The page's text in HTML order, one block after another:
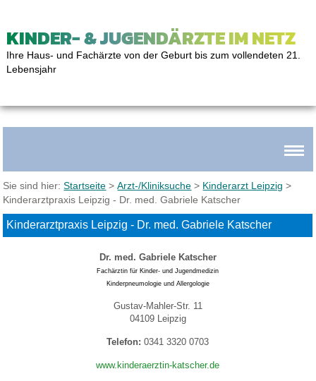
KINDER- & JUGENDÄRZTE IM NETZ
Ihre Haus- und Fachärzte von der Geburt bis zum vollendeten 21.
Lebensjahr
Sie sind hier:Startseite >Arzt-/Kliniksuche > Kinderarzt Leipzig >
Kinderarztpraxis Leipzig - Dr. med. Gabriele Katscher
Kinderarztpraxis Leipzig - Dr. med. Gabriele Katscher
Dr. med. Gabriele Katscher
Fachärztin für Kinder- und Jugendmedizin
Kinderpneumologie und Allergologie
Gustav-Mahler-Str. 11
04109 Leipzig
Telefon: 0341 3320 0703
www.kinderaerztin-katscher.de